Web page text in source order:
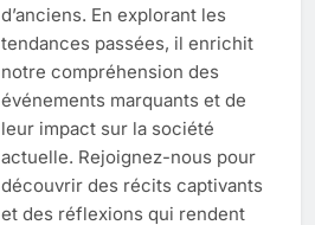
d’anciens. En explorant les
tendances passées, il enrichit
notre compréhension des
événements marquants et de
leur impact sur la société
actuelle. Rejoignez-nous pour
découvrir des récits captivants
et des réflexions qui rendent